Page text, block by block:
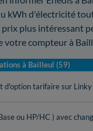
kWh d'électricité
plus intéressant
compteur à
à Bailleul (59)
d'option tarifaire sur Linky
ou HP/HC ) avec